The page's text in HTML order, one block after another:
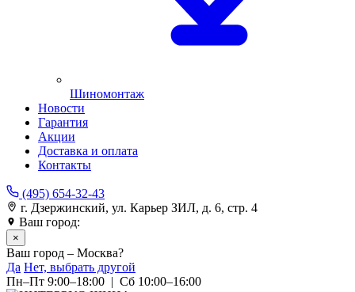
Шиномонтаж
Новости
Гарантия
Акции
Доставка и оплата
Контакты
(495) 654-32-43
г. Дзержинский, ул. Карьер ЗИЛ, д. 6, стр. 4
Ваш город:
×
Ваш город – Москва?
Да Нет, выбрать другой
Пн–Пт 9:00–18:00 | Сб 10:00–16:00